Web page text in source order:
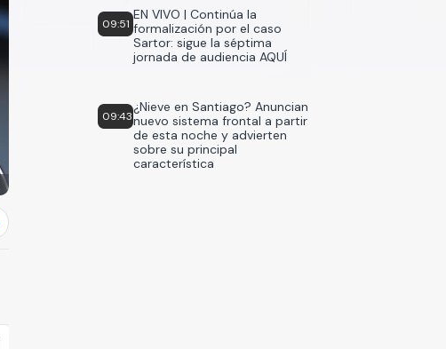
09:51
EN VIVO | Continúa la
formalización por el caso
Sartor: sigue la séptima
jornada de audiencia AQUÍ
09:43
¿Nieve en Santiago? Anuncian
nuevo sistema frontal a partir
de esta noche y advierten
sobre su principal
característica